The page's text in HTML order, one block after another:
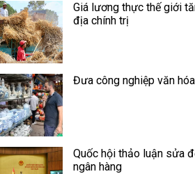
Giá lương thực thế giới
địa chính trị
Đưa công nghiệp văn
Quốc hội thảo luận sửa
ngân hàng